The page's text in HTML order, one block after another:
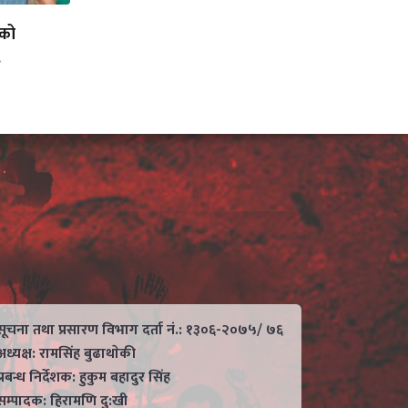
तथा प्रसारण विभाग दर्ता नं.: १३०६-२०७५/ ७६
रामसिंह बुढाथाेकी
निर्देशक: हुकुम बहादुर सिंह
हिरामणि दु:खी